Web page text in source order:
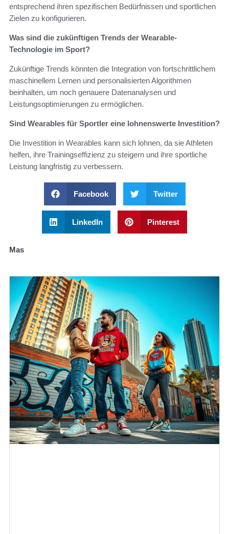
entsprechend ihren spezifischen Bedürfnissen und sportlichen
Zielen zu konfigurieren.
Was sind die zukünftigen Trends der Wearable-
Technologie im Sport?
Zukünftige Trends könnten die Integration von fortschrittlichem
maschinellem Lernen und personalisierten Algorithmen
beinhalten, um noch genauere Datenanalysen und
Leistungsoptimierungen zu ermöglichen.
Sind Wearables für Sportler eine lohnenswerte Investition?
Die Investition in Wearables kann sich lohnen, da sie Athleten
helfen, ihre Trainingseffizienz zu steigern und ihre sportliche
Leistung langfristig zu verbessern.
Facebook Twitter
LinkedIn Pinterest
Mas